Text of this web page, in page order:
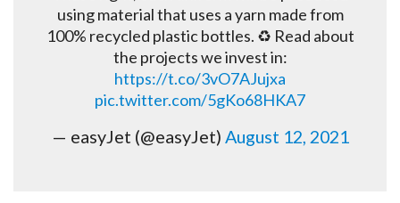
using material that uses a yarn made from
100% recycled plastic bottles. ♻️ Read about
the projects we invest in:
https://t.co/3vO7AJujxa
pic.twitter.com/5gKo68HKA7
— easyJet (@easyJet) August 12, 2021